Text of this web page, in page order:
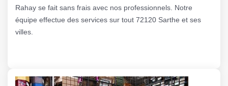
Rahay se fait sans frais avec nos professionnels. Notre
équipe effectue des services sur tout 72120 Sarthe et ses
villes.